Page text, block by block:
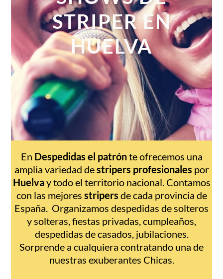
STRIPER EN
HUELVA
En Despedidas el patrónte ofrecemos una
amplia variedad destripers profesionales por
Huelvay todo el territorio nacional. Contamos
con las mejores stripers de cada provincia de
España. Organizamos despedidas de solteros
y solteras, fiestas privadas, cumpleaños,
despedidas de casados, jubilaciones.
Sorprende a cualquiera contratando una de
nuestras exuberantes Chicas.